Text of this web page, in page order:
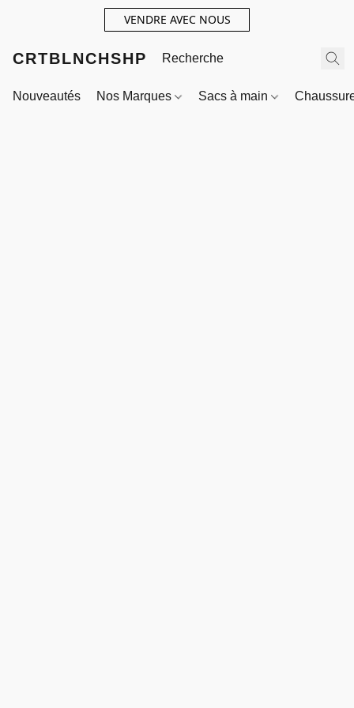
VENDRE AVEC NOUS
CRTBLNCHSHP
Nouveautés Nos Marques Sacs à main